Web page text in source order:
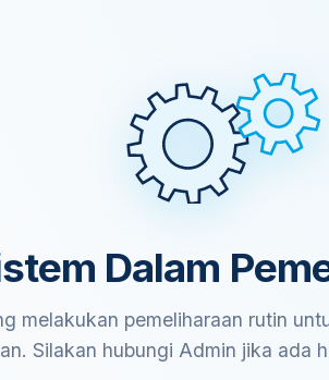
Dalam
melakukan pemeliharaan rutin
Silakan hubungi Admin jika ada